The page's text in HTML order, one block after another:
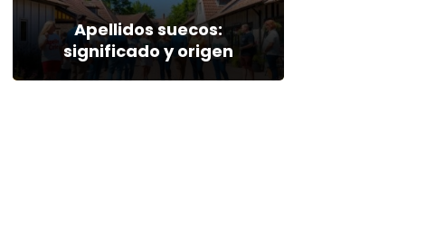
Apellidos suecos:
significado y origen